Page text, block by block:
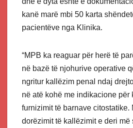
kanë marë mbi 50 karta
pacientëve nga Klinika.
“MPB ka reaguar për herë të
në bazë të njohurive operative
ngritur kallëzim penal ndaj
në atë kohë me indikacione për
furnizimit të barnave citostatike.
dorëzimit të kallëzimit e deri më